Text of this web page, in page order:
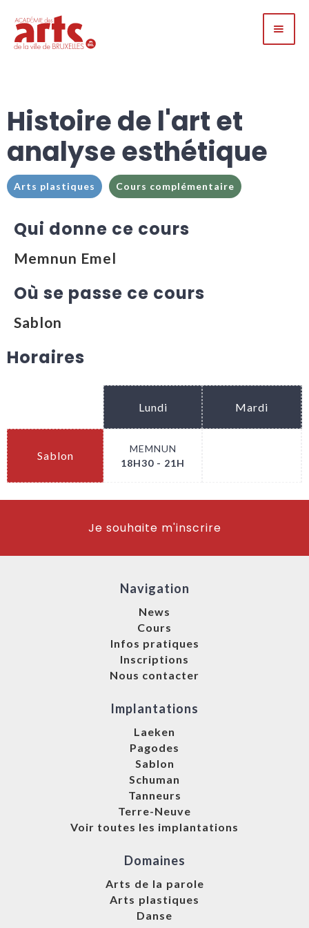
Histoire de l'art et
analyse esthétique
Arts plastiques Cours complémentaire
Qui donne ce cours
Memnun Emel
Où se passe ce cours
Sablon
Horaires
Lundi Mardi
Sablon
MEMNUN
18H30 - 21H
Je souhaite m'inscrire
Navigation
News
Cours
Infos pratiques
Inscriptions
Nous contacter
Implantations
Laeken
Pagodes
Sablon
Schuman
Tanneurs
Terre-Neuve
Voir toutes les implantations
Domaines
Arts de la parole
Arts plastiques
Danse